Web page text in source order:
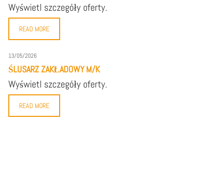
Wyświetl szczegóły oferty.
READ MORE
13/05/2026
ŚLUSARZ ZAKŁADOWY M/K
Wyświetl szczegóły oferty.
READ MORE